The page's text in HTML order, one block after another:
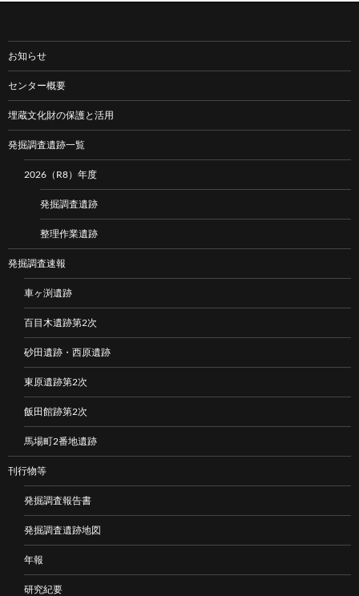
お知らせ
センター概要
埋蔵文化財の保護と活用
発掘調査遺跡一覧
2026（R8）年度
発掘調査遺跡
整理作業遺跡
発掘調査速報
車ヶ渕遺跡
百目木遺跡第2次
砂田遺跡・西原遺跡
東原遺跡第2次
飯田館跡第2次
馬場町2番地遺跡
刊行物等
発掘調査報告書
発掘調査遺跡地図
年報
研究紀要